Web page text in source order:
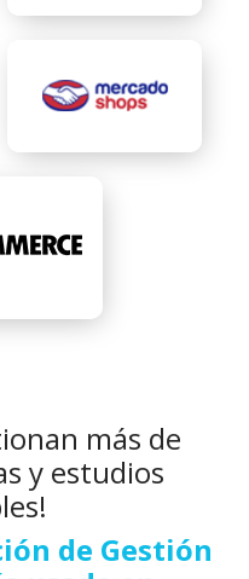
más de
y estudios
de Gestión